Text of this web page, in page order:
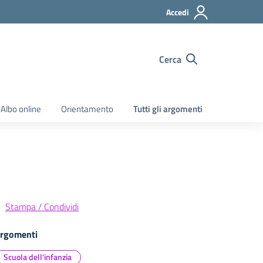
Accedi
Cerca
Albo online Orientamento Tutti gli argomenti
Stampa / Condividi
Scuola dell'infanzia